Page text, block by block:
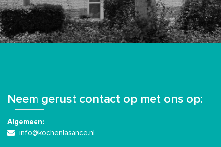
Neem gerust contact op met ons op:
Algemeen:
info@kochenlasance.nl